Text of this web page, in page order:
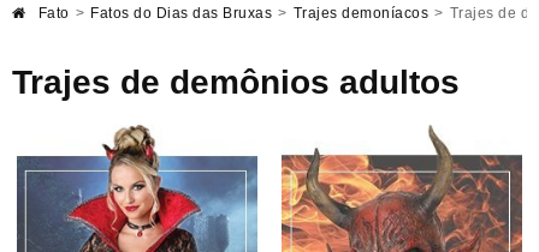
Fato > Fatos do Dias das Bruxas > Trajes demoníacos > Trajes de
Trajes de demônios adultos